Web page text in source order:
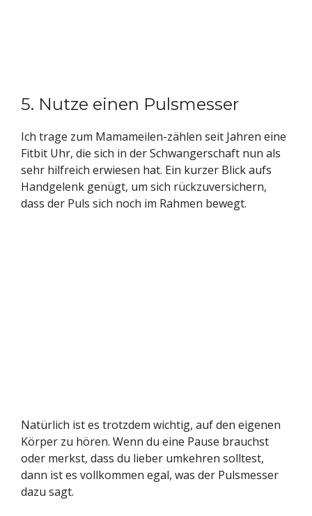
5. Nutze einen Pulsmesser
Ich trage zum Mamameilen-zählen seit Jahren eine
Fitbit Uhr, die sich in der Schwangerschaft nun als
sehr hilfreich erwiesen hat. Ein kurzer Blick aufs
Handgelenk genügt, um sich rückzuversichern,
dass der Puls sich noch im Rahmen bewegt.
Natürlich ist es trotzdem wichtig, auf den eigenen
Körper zu hören. Wenn du eine Pause brauchst
oder merkst, dass du lieber umkehren solltest,
dann ist es vollkommen egal, was der Pulsmesser
dazu sagt.